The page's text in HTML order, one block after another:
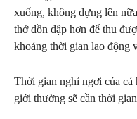
xuống, không dựng lên
thở dồn dập hơn để thu
khoảng thời gian lao động
Thời gian nghỉ ngơi của
giới thường sẽ cần thời